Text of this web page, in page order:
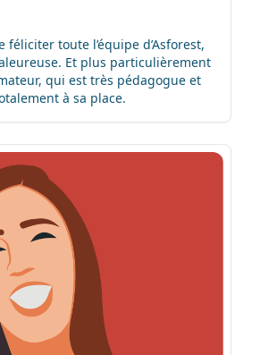
féliciter toute l’équipe d’Asforest,
Et plus particulièrement
qui est très pédagogue et
à sa place.